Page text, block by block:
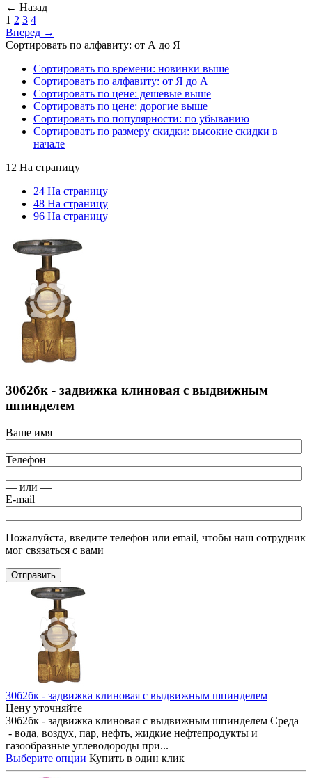
← Назад
1 2 3 4
Вперед →
Сортировать по алфавиту: от А до Я
Сортировать по времени: новинки выше
Сортировать по алфавиту: от Я до А
Сортировать по цене: дешевые выше
Сортировать по цене: дорогие выше
Сортировать по популярности: по убыванию
Сортировать по размеру скидки: высокие скидки в
начале
12 На страницу
24 На страницу
48 На страницу
96 На страницу
30б2бк - задвижка клиновая с выдвижным
шпинделем
Ваше имя
Телефон
— или —
E-mail
Пожалуйста, введите телефон или email, чтобы наш сотрудник
мог связаться с вами
Отправить
30б2бк - задвижка клиновая с выдвижным шпинделем
Цену уточняйте
30б2бк - задвижка клиновая с выдвижным шпинделем Среда
- вода, воздух, пар, нефть, жидкие нефтепродукты и
газообразные углеводороды при...
Выберите опции Купить в один клик